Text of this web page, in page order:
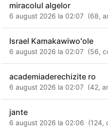
miracolul algelor
6 august 2026 la 02:07 (68,
Israel Kamakawiwoʻole
6 august 2026 la 02:07 (56,
academiaderechizite ro
6 august 2026 la 02:07 (42,
jante
6 august 2026 la 02:06 (124,